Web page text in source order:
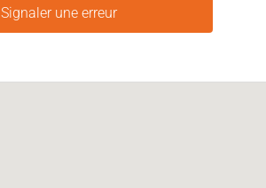
Signaler une erreur